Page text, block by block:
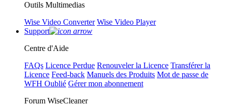
Outils Multimedias
Wise Video Converter Wise Video Player
Support
Centre d'Aide
FAQs Licence Perdue Renouveler la Licence Transférer la
Licence Feed-back Manuels des Produits Mot de passe de
WFH Oublié Gérer mon abonnement
Forum WiseCleaner